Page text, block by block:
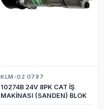
KLM-02 0787
10274B 24V 8PK CAT İŞ
MAKİNASI (SANDEN) BLOK